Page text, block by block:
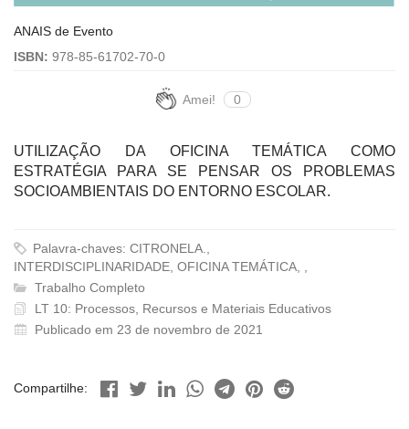
ANAIS de Evento
ISBN: 978-85-61702-70-0
Amei! 0
UTILIZAÇÃO DA OFICINA TEMÁTICA COMO
ESTRATÉGIA PARA SE PENSAR OS PROBLEMAS
SOCIOAMBIENTAIS DO ENTORNO ESCOLAR.
Palavra-chaves: CITRONELA.,
INTERDISCIPLINARIDADE, OFICINA TEMÁTICA, ,
Trabalho Completo
LT 10: Processos, Recursos e Materiais Educativos
Publicado em 23 de novembro de 2021
Compartilhe: